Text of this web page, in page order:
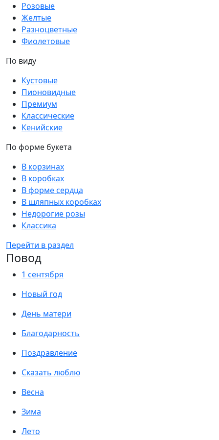
Розовые
Желтые
Разноцветные
Фиолетовые
По виду
Кустовые
Пионовидные
Премиум
Классические
Кенийские
По форме букета
В корзинах
В коробках
В форме сердца
В шляпных коробках
Недорогие розы
Классика
Перейти в раздел
Повод
1 сентября
Новый год
День матери
Благодарность
Поздравление
Сказать люблю
Весна
Зима
Лето